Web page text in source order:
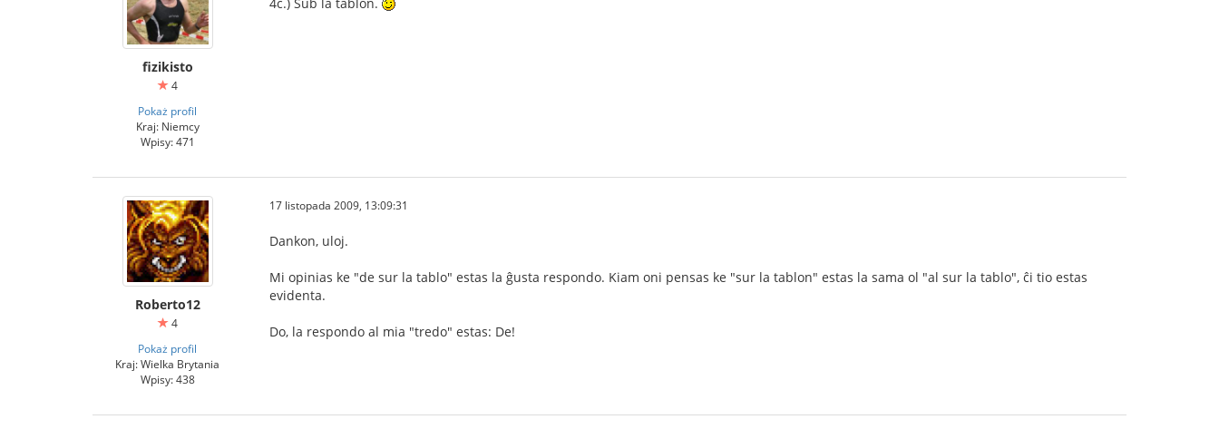
fizikisto
4
Pokaż profil
Kraj: Niemcy
Wpisy: 471
Roberto12
4
Pokaż profil
Kraj: Wielka Brytania
Wpisy: 438
17 listopada 2009, 13:09:31
Dankon, uloj.
Mi opinias ke "de sur la tablo" estas la ĝusta respondo. Kiam oni pensas ke "sur la tablon" estas la sama ol "al sur la tablo", ĉi tio estas
evidenta.
Do, la respondo al mia "tredo" estas: De!